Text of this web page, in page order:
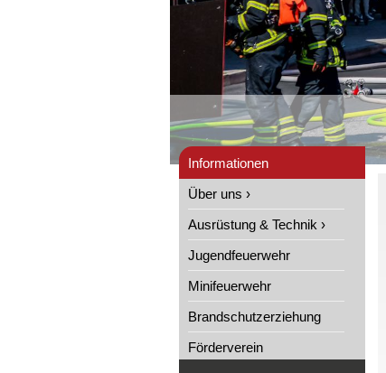
Informationen
Über uns ›
Ausrüstung & Technik ›
Jugendfeuerwehr
Minifeuerwehr
Brandschutzerziehung
Förderverein